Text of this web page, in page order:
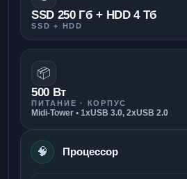
SSD 250 Гб + HDD 4 Тб
SSD + HDD
📦
500 Вт
ПИТАНИЕ · КОРПУС
Midi-Tower • 1xUSB 3.0, 2xUSB 2.0
🧠 Процессор